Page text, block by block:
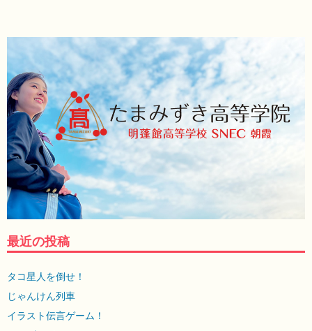
最近の投稿
タコ星人を倒せ！
じゃんけん列車
イラスト伝言ゲーム！